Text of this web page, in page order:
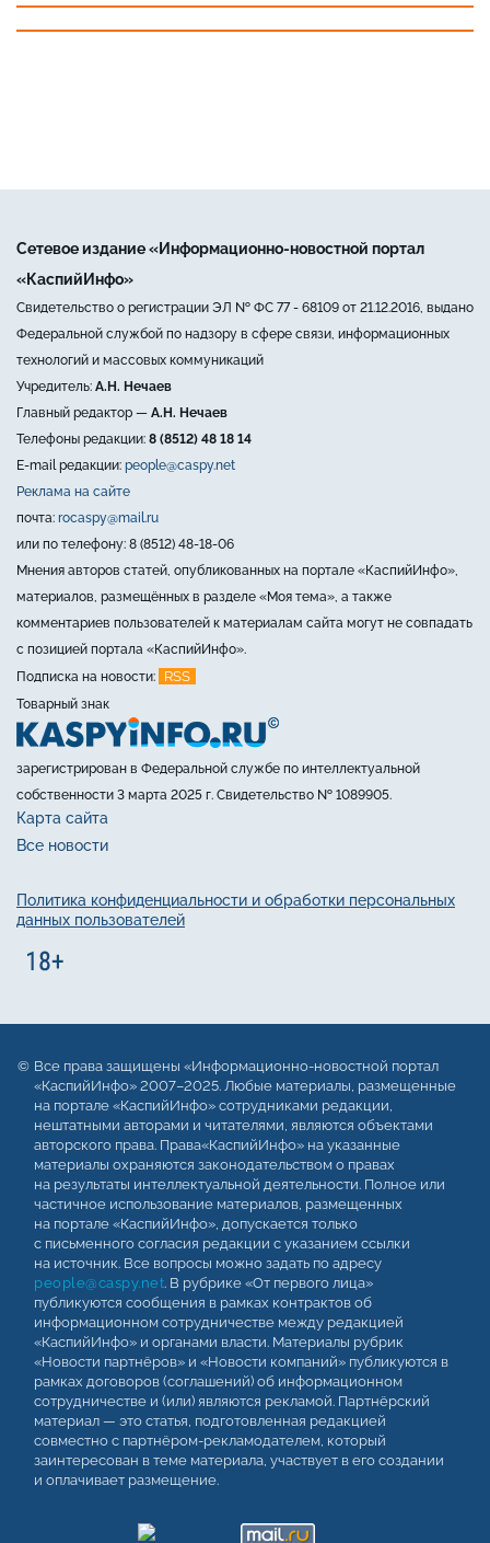
Сетевое издание «Информационно-новостной портал
«КаспийИнфо»
Свидетельство о регистрации ЭЛ № ФС 77 - 68109 от 21.12.2016, выдано
Федеральной службой по надзору в сфере связи, информационных
технологий и массовых коммуникаций
Учредитель: А.Н. Нечаев
Главный редактор — А.Н. Нечаев
Телефоны редакции: 8 (8512) 48 18 14
E-mail редакции: people@caspy.net
Реклама на сайте
почта: rocaspy@mail.ru
или по телефону: 8 (8512) 48-18-06
Мнения авторов статей, опубликованных на портале «КаспийИнфо»,
материалов, размещённых в разделе «Моя тема», а также
комментариев пользователей к материалам сайта могут не совпадать
с позицией портала «КаспийИнфо».
Подписка на новости:
RSS
Товарный знак
зарегистрирован в Федеральной службе по интеллектуальной
собственности 3 марта 2025 г. Свидетельство № 1089905.
Карта сайта
Все новости
Политика конфиденциальности и обработки персональных
данных пользователей
Все права защищены «Информационно-новостной портал
«КаспийИнфо» 2007–2025. Любые материалы, размещенные
на портале «КаспийИнфо» сотрудниками редакции,
нештатными авторами и читателями, являются объектами
авторского права. Права«КаспийИнфо» на указанные
материалы охраняются законодательством о правах
на результаты интеллектуальной деятельности. Полное или
частичное использование материалов, размещенных
на портале «КаспийИнфо», допускается только
с письменного согласия редакции с указанием ссылки
на источник. Все вопросы можно задать по адресу
people@caspy.net. В рубрике «От первого лица»
публикуются сообщения в рамках контрактов об
информационном сотрудничестве между редакцией
«КаспийИнфо» и органами власти. Материалы рубрик
«Новости партнёров» и «Новости компаний» публикуются в
рамках договоров (соглашений) об информационном
сотрудничестве и (или) являются рекламой. Партнёрский
материал — это статья, подготовленная редакцией
совместно с партнёром-рекламодателем, который
заинтересован в теме материала, участвует в его создании
и оплачивает размещение.